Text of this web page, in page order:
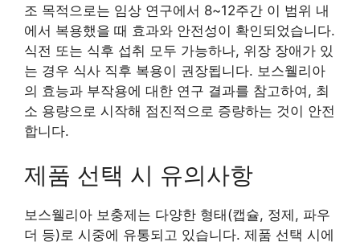
조 목적으로는 임상 연구에서 8~12주간 이 범위 내
에서 복용했을 때 효과와 안전성이 확인되었습니다.
식전 또는 식후 섭취 모두 가능하나, 위장 장애가 있
는 경우 식사 직후 복용이 권장됩니다. 보스웰리아
의 효능과 부작용에 대한 연구 결과를 참고하여, 최
소 용량으로 시작해 점진적으로 증량하는 것이 안전
합니다.
제품 선택 시 유의사항
보스웰리아 보충제는 다양한 형태(캡슐, 정제, 파우
더 등)로 시중에 유통되고 있습니다. 제품 선택 시에